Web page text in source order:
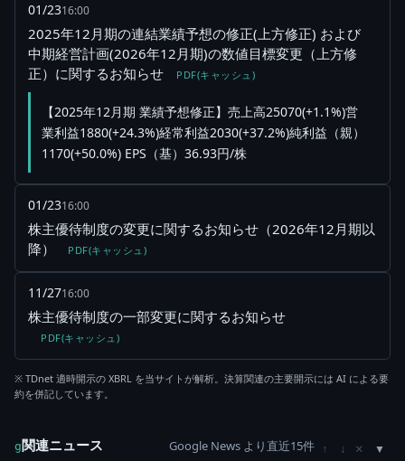
01/2316:00
2025年12月期の連結業績予想の修正(上方修正) および
中期経営計画(2026年12月期)の数値目標変更（上方修
正）に関するお知らせ
PDF(キャッシュ)
【2025年12月期 業績予想修正】売上高25070(+1.1%)営
業利益1880(+24.3%)経常利益2030(+37.2%)純利益（親）
1170(+50.0%) EPS（基）36.93円/株
01/2316:00
株主優待制度の変更に関するお知らせ（2026年12月期以
降）
PDF(キャッシュ)
11/2716:00
株主優待制度の一部変更に関するお知らせ
PDF(キャッシュ)
※ TDnet 適時開示の XBRL を当サイトが解析。決算関連の主要開示には AI による要
約を併記しています。
g関連ニュース Google News より直近15件 ↑ ↓ ×